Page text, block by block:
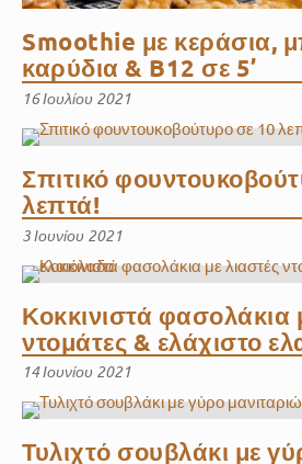
Smoothie με κεράσια,
καρύδια & B12 σε 5’
16 Ιουλίου 2021
Σπιτικό
λεπτά!
3 Ιουνίου 2021
Κοκκινιστά φασολάκια
ντομάτες & ελάχιστο
14 Ιουνίου 2021
Τυλιχτό σουβλάκι με